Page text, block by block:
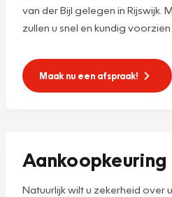
van der Bijl gelegen in Rijswijk.
zullen u snel en kundig
Maak nu een afspraak!
Aankoopkeuring
Natuurlijk wilt u zekerheid over